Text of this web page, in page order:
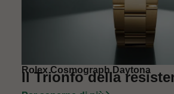
Rolex Cosmograph Daytona
Il Trionfo della